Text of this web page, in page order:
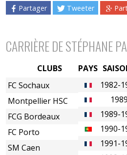
Partager Tweeter
CARRIÈRE DE STÉPHANE
PAYS
1982-
1989
1989-
1990-
1991-
CLUBS
FC Sochaux
Montpellier HSC
FCG Bordeaux
FC Porto
SM Caen